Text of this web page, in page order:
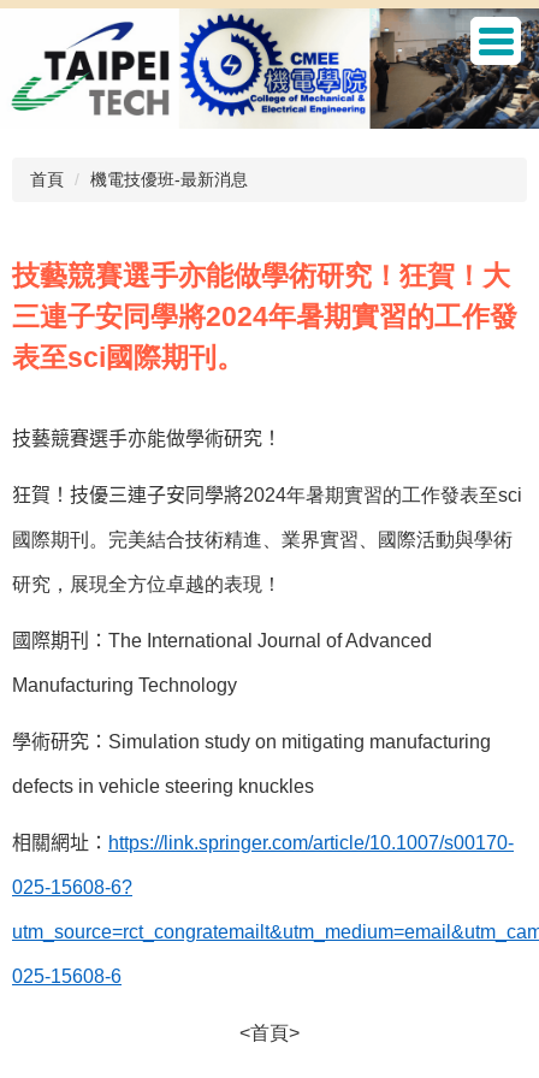
要
首頁 機電技優班-最新消息
技藝競賽選手亦能做學術研究！狂賀！大
三連子安同學將2024年暑期實習的工作發
表至sci國際期刊。
技藝競賽選手亦能做學術研究！
狂賀！技優三連子安同學將2024年暑期實習的工作發表至sci
國際期刊。完美結合技術精進、業界實習、國際活動與學術
研究，展現全方位卓越的表現！
國際期刊： The International Journal of Advanced
Manufacturing Technology
學術研究： Simulation study on mitigating manufacturing
defects in vehicle steering knuckles
相關網址： https://link.springer.com/article/10.1007/s00170-
025-15608-6?
025-15608-6
<首頁>